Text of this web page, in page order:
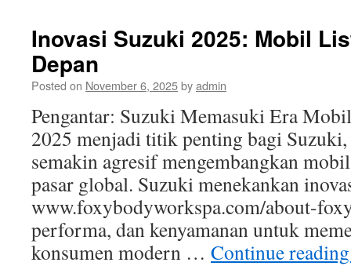
Inovasi Suzuki 2025: Mobil
Depan
Posted on November 6, 2025byadmin
Pengantar: Suzuki Memasuki Era
2025 menjadi titik penting bagi Suzuki,
semakin agresif mengembangkan
pasar global. Suzuki menekankan
www.foxybodyworkspa.com/about-
performa, dan kenyamanan untuk
konsumen modern … Continue